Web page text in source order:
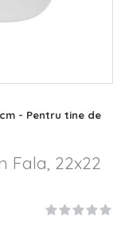
- Pentru tine de
Fala, 22x22